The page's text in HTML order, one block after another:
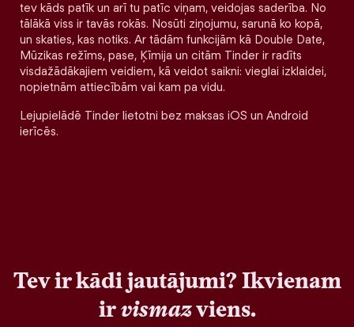
tev kāds patīk un arī tu patīc viņam, veidojas saderība. No
tālākā viss ir tavās rokās. Nosūti ziņojumu, sarunā ko kopā,
un skaties, kas notiks. Ar tādām funkcijām kā Double Date,
Mūzikas režīms, pase, Ķīmija un citām Tinder ir radīts
visdažādākajiem veidiem, kā veidot saikni: vieglai izklaidei,
nopietnām attiecībām vai kam pa vidu.
Lejupielādē Tinder lietotni bez maksas iOS un Android
ierīcēs.
Tev ir kādi jautājumi? Ikvienam
irvismazviens.